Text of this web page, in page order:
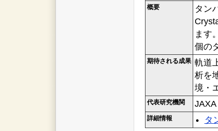
概要
タン
ます
個の
期待される成果 軌道
析を
境・
代表研究機関 JAXA
詳細情報 タ